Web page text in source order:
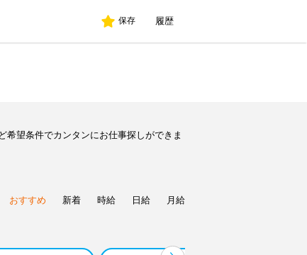
保存 履歴
望条件でカンタンにお仕事探しができま
おすすめ 新着 時給 日給 月給